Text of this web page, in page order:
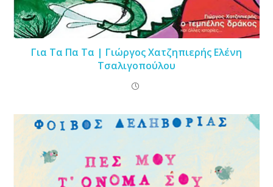
Για Τα Πα Τα | Γιώργος Χατζηπιερής Ελένη
Τσαλιγοπούλου